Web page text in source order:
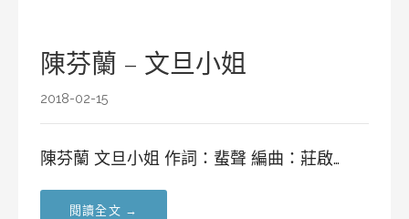
陳芬蘭 – 文旦小姐
2018-02-15
陳芬蘭 文旦小姐 作詞：蜚聲 編曲：莊啟…
閱讀全文 →